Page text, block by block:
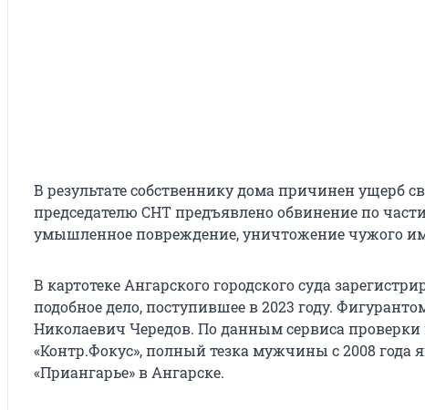
В результате собственнику дома причинен ущерб
председателю СНТ предъявлено обвинение по
умышленное повреждение, уничтожение чужого
В картотеке Ангарского городского суда
подобное дело, поступившее в 2023 году.
Николаевич Чередов. По данным сервиса проверки
«Контр.Фокус», полный тезка мужчины с 2008 года
«Приангарье» в Ангарске.